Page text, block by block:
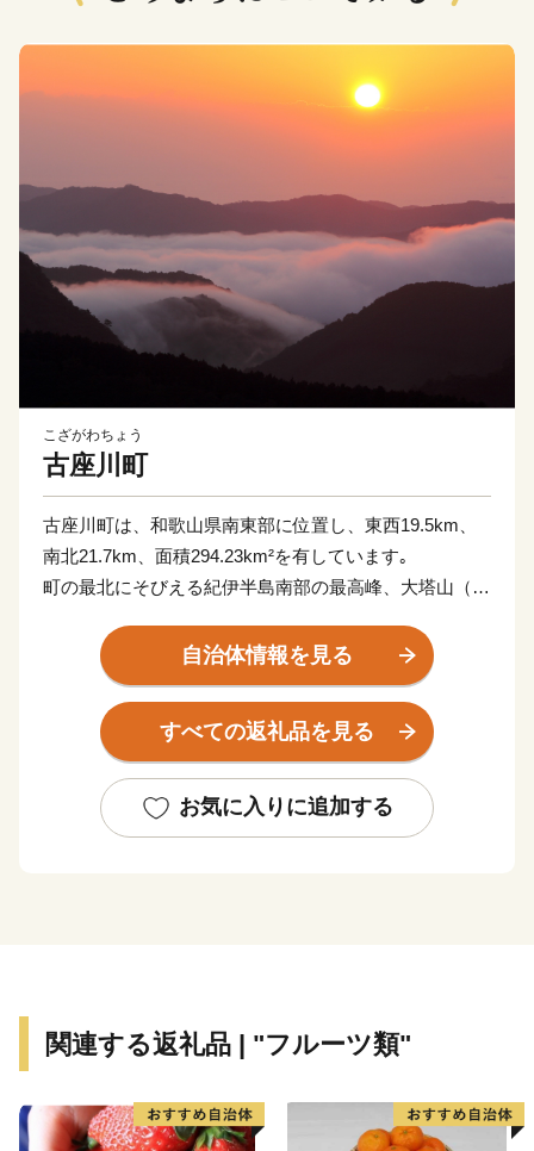
こざがわちょう
古座川町
古座川町は、和歌山県南東部に位置し、東西19.5km、
南北21.7km、面積294.23km²を有しています｡
町の最北にそびえる紀伊半島南部の最高峰、大塔山（標
場が所在する高池地区は古座川河口域に位置し、大半の
集落は川添いの狭小な耕地に散在し、町を形成していま
す｡町面積の約96％が森林で、気候は一般に温暖多雨で
樹木の育成に適しており、良質な古座川材の産地として
また、古座川流域は、豊かな観光資源にも恵まれてお
り、清流古座川を中心にレクリエーション地として注目
👉秋の味覚の果物定期便
自治体情報を見る
すべての返礼品を見る
お気に入りに追加する
関連する返礼品 | "フルーツ類"